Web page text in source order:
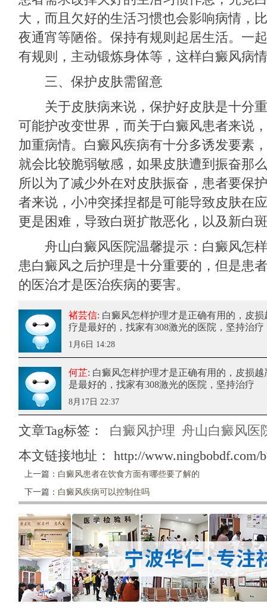
大，而且欠好的生活习惯也会影响病情，
夜通宵等陋俗。保持有规则起居生活。一
有规则，主动锻炼身体等，这样白癜风病
三、保护皮肤需留意
关于皮肤病来说，保护好皮肤是十分重
可能护改变世界，而关于白癜风患者来说
加重病情。白癜风疾病有十分多诱发要素
就会比较脆弱敏感，如果皮肤遭到振奋那
所以为了减少外在对皮肤振奋，患者要保
者来说，小冲突揉捏都是可能导致皮肤在
更是困难，导致白斑扩散恶化，以及新白
舟山白癜风医院温馨提示：白癜风怎样
患白癜风之后护理是十分重要的，但是患
的医治才是医治疾病的要害。
褚芸信: 白癜风怎样护理才是正确有用的 ，皮
疗是最好的，找家有308激光的医院，坚持治疗
1月6日 14:28
何芷: 白癜风怎样护理才是正确有用的 ，皮损
是最好的，找家有308激光的医院，坚持治疗
8月17日 22:37
文章Tag标签： 白癜风护理 舟山白癜风医
本文链接地址： http://www.ningbobdf.com/
上一篇： 白癜风患者在饮食方面有哪些要了解的
下一篇： 白癜风疾病可以控制住吗